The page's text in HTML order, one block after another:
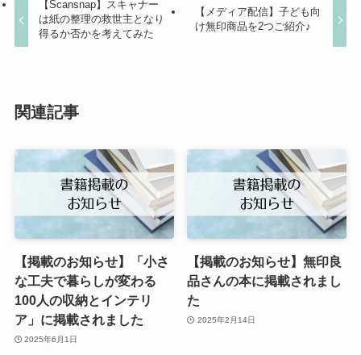
【Scansnap】スキャナー
は紙の整理の救世主となり
得るか否かを考えてみた
【メディア配信】子ども向
け無印商品を2つご紹介♪
関連記事
【掲載のお知らせ】「小さ
な工夫で暮らしが変わる
100人の収納とインテリ
ア」に掲載されました
2025年6月1日
【掲載のお知らせ】無印良
品さんの本に掲載されまし
た
2025年2月14日